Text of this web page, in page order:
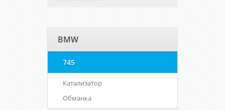
BMW
745
Катализатор
Обманка